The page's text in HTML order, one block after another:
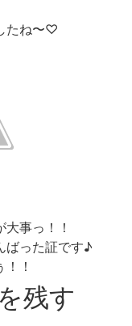
たね〜♡
事っ！！
ばった証です♪
！
残す